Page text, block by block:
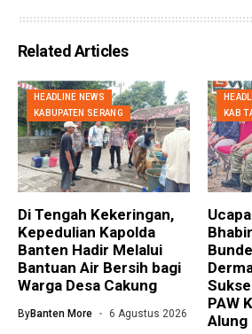
Related Articles
HEADLINE NEWS
KABUPATEN SERANG
Di Tengah Kekeringan,
Kepedulian Kapolda
Banten Hadir Melalui
Bantuan Air Bersih bagi
Warga Desa Cakung
ByBanten More 6 Agustus 2026
KAB
PAW
Alung